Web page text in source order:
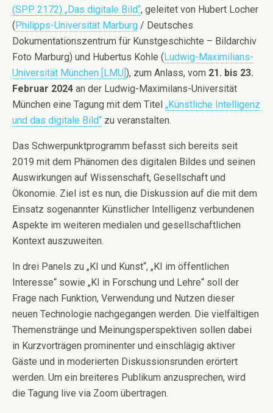
(SPP 2172) „Das digitale Bild“, geleitet von Hubert Locher
(Philipps-Universität Marburg / Deutsches
Dokumentationszentrum für Kunstgeschichte – Bildarchiv
Foto Marburg) und Hubertus Kohle (Ludwig-Maximilians-
Universität München [LMU]), zum Anlass, vom 21. bis 23.
Februar 2024 an der Ludwig-Maximilans-Universität
München eine Tagung mit dem Titel „Künstliche Intelligenz
und das digitale Bild“ zu veranstalten.
Das Schwerpunktprogramm befasst sich bereits seit
2019 mit dem Phänomen des digitalen Bildes und seinen
Auswirkungen auf Wissenschaft, Gesellschaft und
Ökonomie. Ziel ist es nun, die Diskussion auf die mit dem
Einsatz sogenannter Künstlicher Intelligenz verbundenen
Aspekte im weiteren medialen und gesellschaftlichen
Kontext auszuweiten.
In drei Panels zu „KI und Kunst“, „KI im öffentlichen
Interesse“ sowie „KI in Forschung und Lehre“ soll der
Frage nach Funktion, Verwendung und Nutzen dieser
neuen Technologie nachgegangen werden. Die vielfältigen
Themenstränge und Meinungsperspektiven sollen dabei
in Kurzvorträgen prominenter und einschlägig aktiver
Gäste und in moderierten Diskussionsrunden erörtert
werden. Um ein breiteres Publikum anzusprechen, wird
die Tagung live via Zoom übertragen.